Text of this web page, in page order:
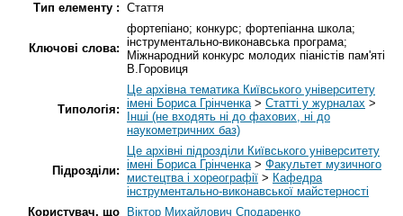
Тип елементу : Стаття
Ключові слова:
фортепіано; конкурс; фортепіанна школа;
інструментально-виконавська програма;
Міжнародний конкурс молодих піаністів пам'яті
В.Горовиця
Типологія:
Це архівна тематика Київського університету
імені Бориса Грінченка> Статті у журналах >
Інші (не входять ні до фахових, ні до
наукометричних баз)
Підрозділи:
Це архівні підрозділи Київського університету
імені Бориса Грінченка> Факультет музичного
мистецтва і хореографії > Кафедра
інструментально-виконавської майстерності
Користувач, що
Віктор Михайлович Сподаренко